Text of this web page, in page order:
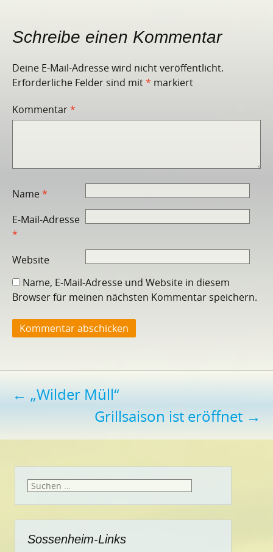
Schreibe einen Kommentar
Deine E-Mail-Adresse wird nicht veröffentlicht.
Erforderliche Felder sind mit* markiert
Kommentar*
Name*
E-Mail-Adresse
*
Website
Name, E-Mail-Adresse und Website in diesem
Browser für meinen nächsten Kommentar speichern.
Beitragsnavigation
← „Wilder Müll“
Grillsaison ist eröffnet →
Suchen
Sossenheim-Links